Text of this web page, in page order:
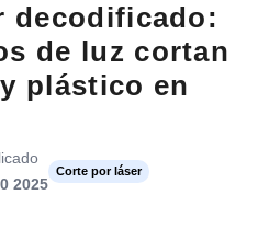
decodificado:
de luz cortan
plástico en
2025
Corte por láser